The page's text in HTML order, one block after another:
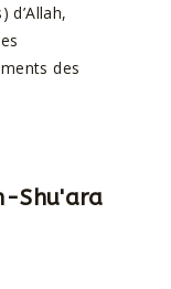
d’Allah,
des
Shu'ara